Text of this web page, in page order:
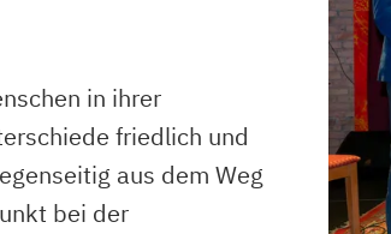
in ihrer
friedlich und
aus dem Weg
bei der